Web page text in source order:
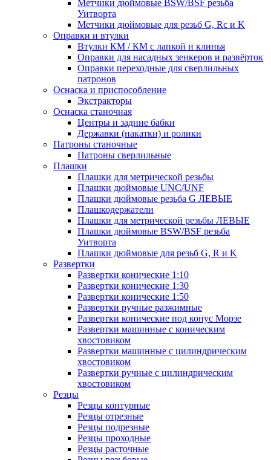
Метчики дюймовые BSW/BSF резьба
Уитворта
Метчики дюймовые для резьб G, Rc и K
Оправки и втулки
Втулки КМ / КМ с лапкой и клинья
Оправки для насадных зенкеров и развёрток
Оправки переходные для сверлильных
патронов
Оснаска и приспособление
Экстракторы
Оснаска станочная
Центры и задние бабки
Державки (накатки) и ролики
Патроны станочные
Патроны сверлильные
Плашки
Плашки для метрической резьбы
Плашки дюймовые UNC/UNF
Плашки дюймовые резьба G ЛЕВЫЕ
Плашкодержатели
Плашки для метрической резьбы ЛЕВЫЕ
Плашки дюймовые BSW/BSF резьба
Уитворта
Плашки дюймовые для резьб G, R и K
Развертки
Развертки конические 1:10
Развертки конические 1:30
Развертки конические 1:50
Развертки ручные разжимные
Развертки конические под конус Морзе
Развертки машинные с коническим
хвостовиком
Развертки машинные с цилиндрическим
хвостовиком
Развертки ручные с цилиндрическим
хвостовиком
Резцы
Резцы контурные
Резцы отрезные
Резцы подрезные
Резцы проходные
Резцы расточные